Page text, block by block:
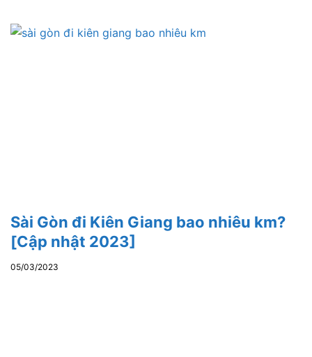
Sài Gòn đi Kiên Giang bao nhiêu km?
[Cập nhật 2023]
05/03/2023